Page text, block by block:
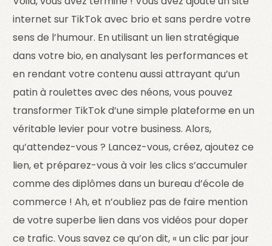
internet sur TikTok avec brio et sans perdre votre
sens de l’humour. En utilisant un lien stratégique
dans votre bio, en analysant les performances et
en rendant votre contenu aussi attrayant qu’un
patin à roulettes avec des néons, vous pouvez
transformer TikTok d’une simple plateforme en un
véritable levier pour votre business. Alors,
qu’attendez-vous ? Lancez-vous, créez, ajoutez ce
lien, et préparez-vous à voir les clics s’accumuler
comme des diplômes dans un bureau d’école de
commerce ! Ah, et n’oubliez pas de faire mention
de votre superbe lien dans vos vidéos pour doper
ce trafic. Vous savez ce qu’on dit, « un clic par jour